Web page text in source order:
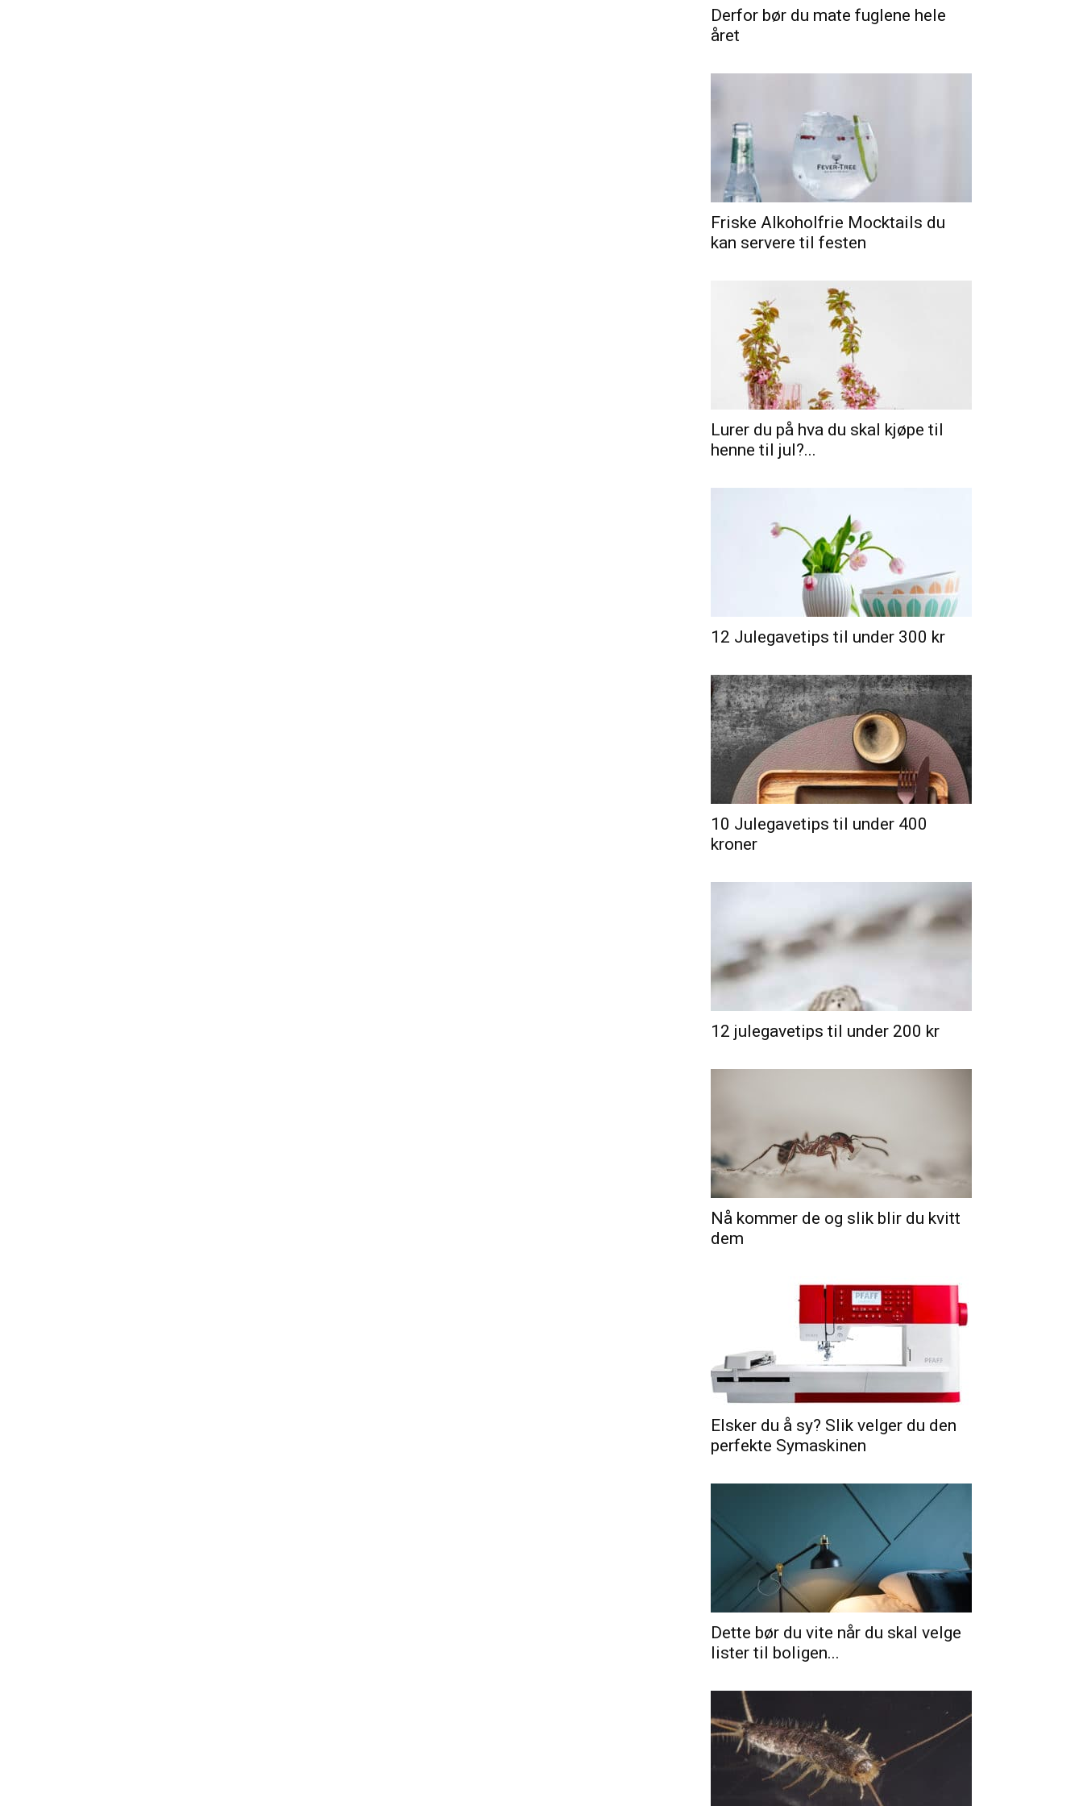
Derfor bør du mate fuglene hele
året
Friske Alkoholfrie Mocktails du
kan servere til festen
Lurer du på hva du skal kjøpe til
henne til jul?...
12 Julegavetips til under 300 kr
10 Julegavetips til under 400
kroner
12 julegavetips til under 200 kr
Nå kommer de og slik blir du kvitt
dem
Elsker du å sy? Slik velger du den
perfekte Symaskinen
Dette bør du vite når du skal velge
lister til boligen...